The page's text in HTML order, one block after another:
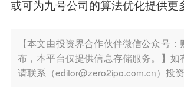
或可为九号公司的算法优化提供更
【本文由投资界合作伙伴微信公众号
布，本平台仅提供信息存储服务。】如
请联系（editor@zero2ipo.com.cn）投资